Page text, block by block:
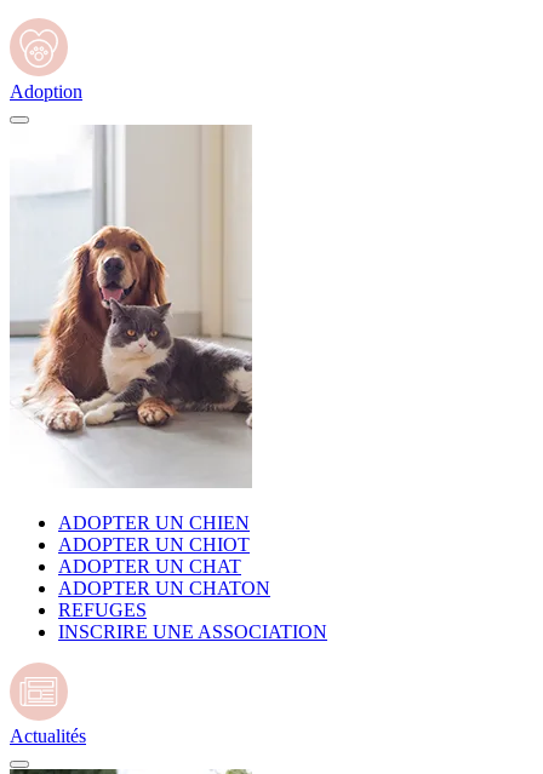
Adoption
ADOPTER UN CHIEN
ADOPTER UN CHIOT
ADOPTER UN CHAT
ADOPTER UN CHATON
REFUGES
INSCRIRE UNE ASSOCIATION
Actualités